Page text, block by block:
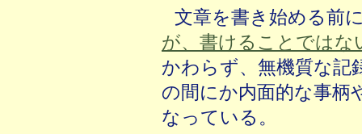
文章を書き始める前
が、書けることでは
かわらず、無機質な記
の間にか内面的な事柄
なっている。